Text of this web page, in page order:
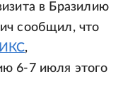
в Бразилию
сообщил, что
,
6-7 июля этого